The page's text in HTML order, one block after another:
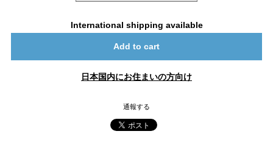
International shipping available
Add to cart
日本国内にお住まいの方向け
通報する